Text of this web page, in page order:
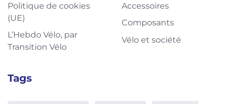
Politique de cookies
(UE)
L’Hebdo Vélo, par
Transition Vélo
Accessoires
Composants
Vélo et société
Tags